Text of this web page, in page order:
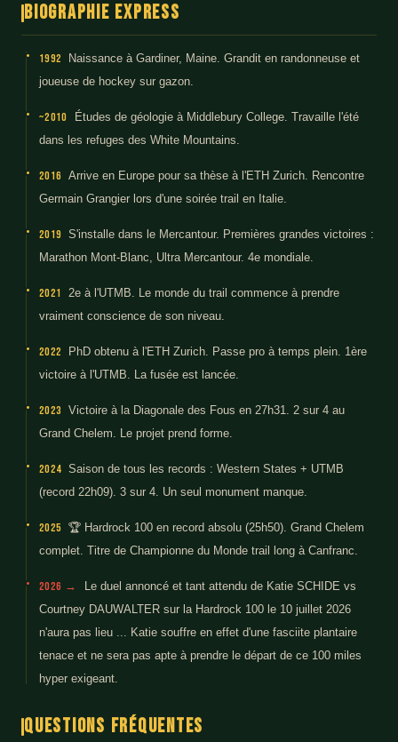
Biographie express
1992
Naissance à Gardiner, Maine. Grandit en randonneuse et
joueuse de hockey sur gazon.
~2010
Études de géologie à Middlebury College. Travaille l'été
dans les refuges des White Mountains.
2016 Arrive en Europe pour sa thèse à l'ETH Zurich. Rencontre
Germain Grangier lors d'une soirée trail en Italie.
2019 S'installe dans le Mercantour. Premières grandes victoires :
Marathon Mont-Blanc, Ultra Mercantour. 4e mondiale.
2021
2e à l'UTMB. Le monde du trail commence à prendre
vraiment conscience de son niveau.
2022
PhD obtenu à l'ETH Zurich. Passe pro à temps plein. 1ère
victoire à l'UTMB. La fusée est lancée.
2023 Victoire à la Diagonale des Fous en 27h31. 2 sur 4 au
Grand Chelem. Le projet prend forme.
2024 Saison de tous les records : Western States + UTMB
(record 22h09). 3 sur 4. Un seul monument manque.
2025 🏆 Hardrock 100 en record absolu (25h50). Grand Chelem
complet. Titre de Championne du Monde trail long à Canfranc.
2026 →
Le duel annoncé et tant attendu de Katie SCHIDE vs
Courtney DAUWALTER sur la Hardrock 100 le 10 juillet 2026
n'aura pas lieu ... Katie souffre en effet d'une fasciite plantaire
tenace et ne sera pas apte à prendre le départ de ce 100 miles
hyper exigeant.
Questions fréquentes